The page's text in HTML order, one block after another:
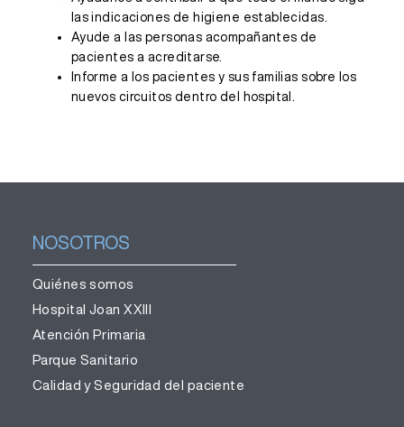
las indicaciones de higiene establecidas.
Ayude a las personas acompañantes de
pacientes a acreditarse.
Informe a los pacientes y sus familias sobre los
nuevos circuitos dentro del hospital.
NOSOTROS
Quiénes somos
Hospital Joan XXIII
Atención Primaria
Parque Sanitario
Calidad y Seguridad del paciente